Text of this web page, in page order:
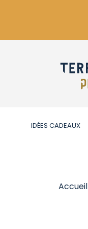
IDÉES CADEAUX
Accueil